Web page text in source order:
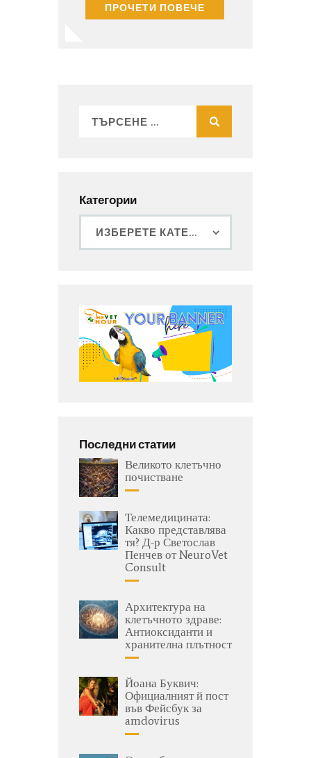
ПРОЧЕТИ ПОВЕЧЕ
Категории
Последни статии
Великото клетъчно
почистване
Телемедицината:
Какво представлява
тя? Д-р Светослав
Пенчев от NeuroVet
Consult
Архитектура на
клетъчното здраве:
Антиоксиданти и
хранителна плътност
Йоана Буквич:
Официалният й пост
във Фейсбук за
amdovirus